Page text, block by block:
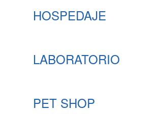
HOSPEDAJE
LABORATORIO
PET SHOP